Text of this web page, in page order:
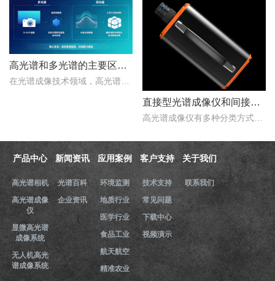
高光谱和多光谱的主要区别有哪些？
直接型光谱成像仪和间接型光谱成像仪区别
高光谱成像仪有多种分类方式，按照重构理论分类，可以分为直接型光谱成像仪和间接型光谱成像仪。那么，直接型光谱成像仪和间接型光谱成像仪什么区别？下文对直接型光谱成像..
产品中心
高光谱相机
高光谱成像
仪
显微高光谱
成像系统
无人机高光
谱成像系统
新闻资讯
光谱百科
企业资讯
应用案例
环境监测
地质行业
医学行业
食品工业
航天航空
精准农业
客户支持
技术支持
常见问题
下载中心
视频演示
关于我们
联系我们